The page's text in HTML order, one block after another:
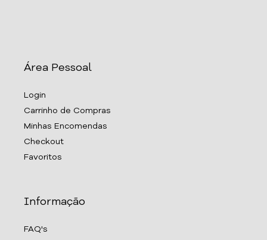
Área Pessoal
Login
Carrinho de Compras
Minhas Encomendas
Checkout
Favoritos
Informação
FAQ's